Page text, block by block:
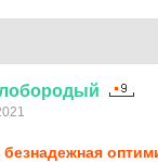
безнадежная